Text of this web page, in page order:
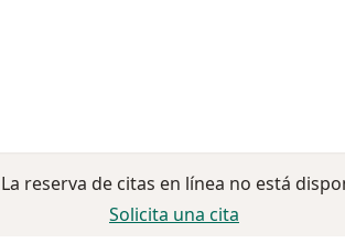
La reserva de citas en línea no está
Solicita una cita